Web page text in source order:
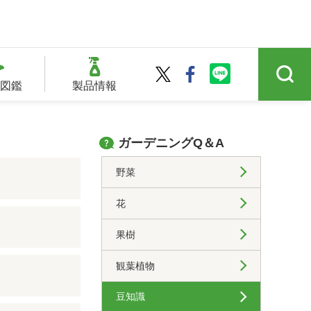
鑑 製品情報
ガーデニングQ＆A
野菜
花
果樹
観葉植物
豆知識